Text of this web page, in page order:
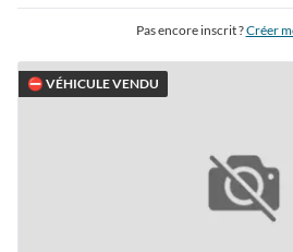
Pas encore inscrit ?Créer
⛔ VÉHICULE VENDU